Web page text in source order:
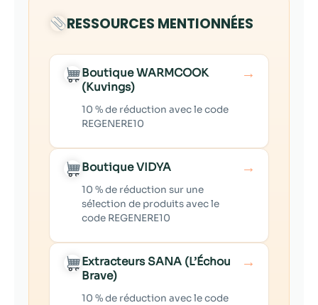
RESSOURCES MENTIONNÉES
Boutique WARMCOOK
(Kuvings)
10 % de réduction avec le code
REGENERE10
→
Boutique VIDYA
10 % de réduction sur une
sélection de produits avec le
code REGENERE10
→
Extracteurs SANA (L’Échou
Brave)
10 % de réduction avec le code
→